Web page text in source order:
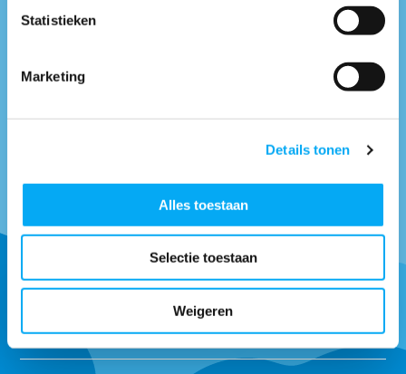
Statistieken
Marketing
Details tonen
Alles toestaan
Selectie toestaan
Weigeren
Neem contact met
Ontvang onze tips om goed uitgerust het water op te gaan.
Abonneer
* Lees hier de wettelijke beperkingen